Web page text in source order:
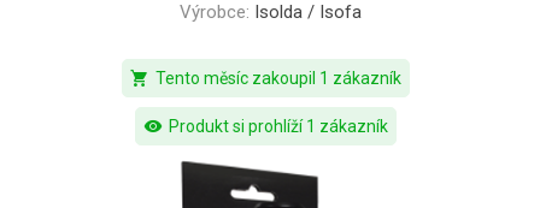
Výrobce: Isolda / Isofa
shopping_cart Tento měsíc zakoupil 1 zákazník
visibility Produkt si prohlíží 1 zákazník